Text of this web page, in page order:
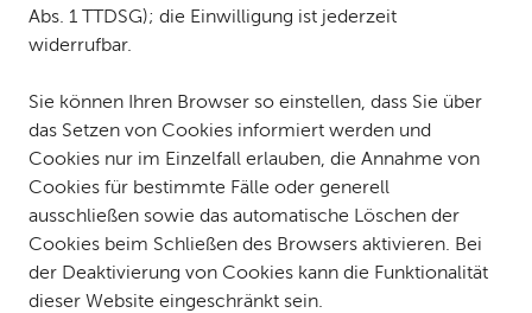
Abs. 1 TTDSG); die Einwilligung ist jederzeit
widerrufbar.
Sie können Ihren Browser so einstellen, dass Sie über
das Setzen von Cookies informiert werden und
Cookies nur im Einzelfall erlauben, die Annahme von
Cookies für bestimmte Fälle oder generell
ausschließen sowie das automatische Löschen der
Cookies beim Schließen des Browsers aktivieren. Bei
der Deaktivierung von Cookies kann die Funktionalität
dieser Website eingeschränkt sein.